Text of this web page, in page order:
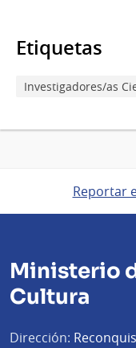
Etiquetas
Investigadores/as
Reportar
Ministerio
Cultura
Dirección: